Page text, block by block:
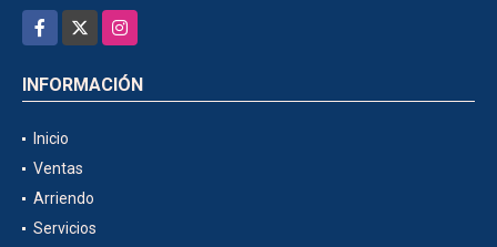
Facebook
Instagram
INFORMACIÓN
Inicio
Ventas
Arriendo
Servicios